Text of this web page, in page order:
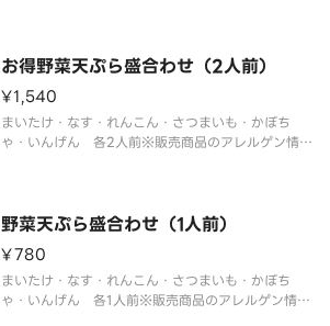
お得野菜天ぷら盛合わせ（2人前）
¥1,540
まいたけ・なす・れんこん・さつまいも・かぼち
ゃ・いんげん 各2人前※販売商品のアレルゲン情報
しのみです。
野菜天ぷら盛合わせ（1人前）
¥780
まいたけ・なす・れんこん・さつまいも・かぼち
ゃ・いんげん 各1人前※販売商品のアレルゲン情報